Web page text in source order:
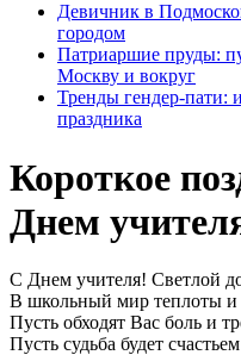
Девичник в
городом
Патриаршие пруды:
Москву и вокруг
Тренды гендер-пати:
праздника
Короткое
Днем
С Днем учителя! Светлой
В школьный мир теплоты и
Пусть обходят Вас боль и
Пусть судьба будет